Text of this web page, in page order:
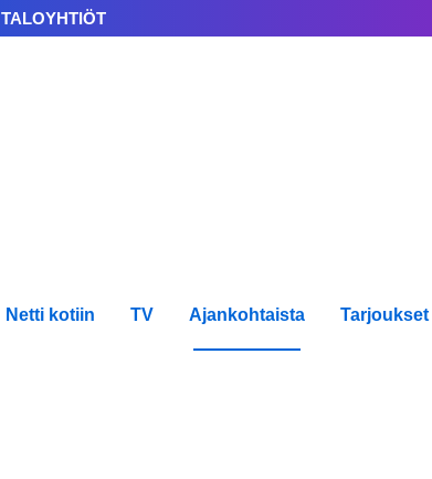
TALOYHTIÖT
Netti kotiin TV Ajankohtaista Tarjoukset